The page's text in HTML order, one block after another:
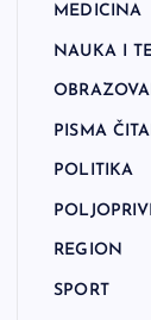
MEDICINA
NAUKA I
PISMA
POLITIKA
REGION
SPORT